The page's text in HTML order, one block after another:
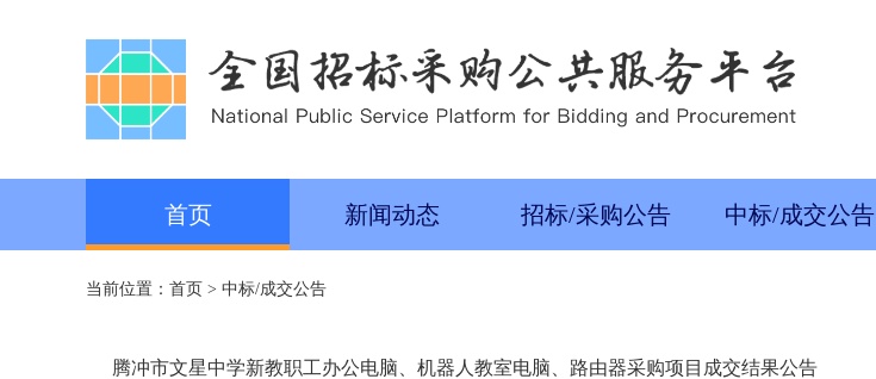
首页 新闻动态 招标/采购公告 中标/成交公告
当前位置： 首页 > 中标/成交公告
腾冲市文星中学新教职工办公电脑、机器人教室电脑、路由器采购项目成交结果公告